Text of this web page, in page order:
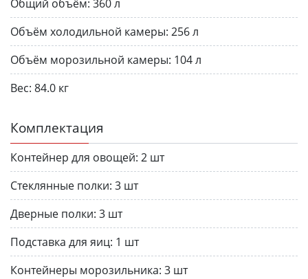
Общий объём: 360 л
Объём холодильной камеры: 256 л
Объём морозильной камеры: 104 л
Вес: 84.0 кг
Комплектация
Контейнер для овощей: 2 шт
Стеклянные полки: 3 шт
Дверные полки: 3 шт
Подставка для яиц: 1 шт
Контейнеры морозильника: 3 шт